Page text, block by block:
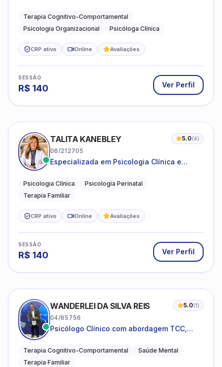
Terapia Cognitivo-Comportamental
Psicologia Organizacional
Psicóloga Clínica
CRP ativo Online Avaliações
SESSÃO
R$ 140 Ver Perfil
TALITA KANEBLEY 5.0(4)
06/212705
Especializada em Psicologia Clínica e
famílias
Psicologia Clínica
Psicologia Perinatal
Terapia Familiar
CRP ativo Online Avaliações
SESSÃO
R$ 140 Ver Perfil
WANDERLEI DA SILVA REIS 5.0(1)
04/65756
Psicólogo Clínico com abordagem TCC,
sistêmica
Terapia Cognitivo-Comportamental
Saúde Mental
Terapia Familiar